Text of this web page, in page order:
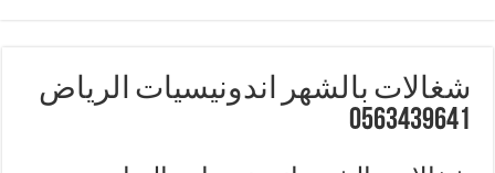
شغالات بالشهر اندونيسيات الرياض
0563439641